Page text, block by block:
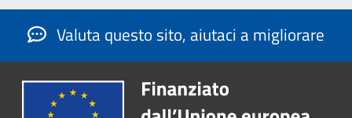
Valuta questo sito, aiutaci a migliorare